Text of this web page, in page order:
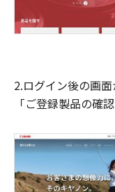
2.ログイン後の画面
「ご登録製品の確